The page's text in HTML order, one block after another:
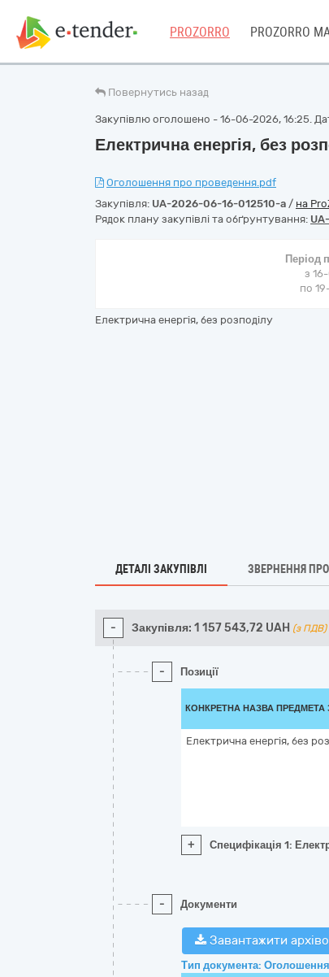
PROZORRO PROZORRO
Повернутись назад
Закупівлю оголошено - 16-06-2026, 16:25.
Електрична енергія, без
Оголошення про проведення.pdf
Закупівля: UA-2026-06-16-012510-a / на
Рядок плану закупівлі та обґрунтування:
Період
з
по
Електрична енергія, без розподілу
ДЕТАЛІ ЗАКУПІВЛІ ЗВЕРНЕННЯ
- Закупівля: 1 157 543,72 UAH (з ПДВ)
- Позиції
КОНКРЕТНА НАЗВА ПРЕДМЕТА
Електрична енергія, без
+ Специфікація 1:
- Документи
Завантажити
Тип документа: